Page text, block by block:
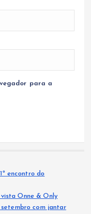
para a
encontro do
Onne & Only
setembro com jantar